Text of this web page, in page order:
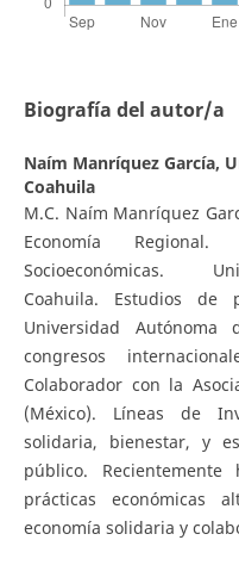
Biografía del autor/a
Naím Manríquez García,
Coahuila
M.C. Naím Manríquez
Economía
Socioeconómicas.
Coahuila. Estudios de
Universidad
congresos
Colaborador con la
(México). Líneas de
solidaria, bienestar, y
público.
prácticas económicas
economía solidaria y